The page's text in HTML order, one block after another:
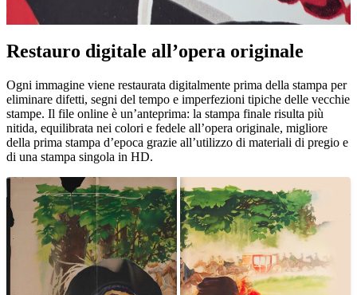
Restauro digitale all’opera originale
Ogni immagine viene restaurata digitalmente prima della stampa per
eliminare difetti, segni del tempo e imperfezioni tipiche delle vecchie
stampe. Il file online è un’anteprima: la stampa finale risulta più
nitida, equilibrata nei colori e fedele all’opera originale, migliore
della prima stampa d’epoca grazie all’utilizzo di materiali di pregio e
di una stampa singola in HD.